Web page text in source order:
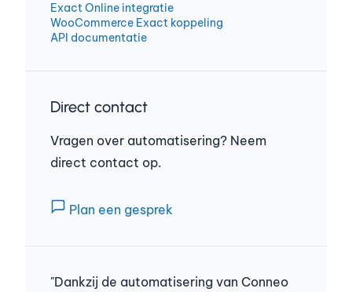
Exact Online integratie
WooCommerce Exact koppeling
API documentatie
Direct contact
Vragen over automatisering? Neem
direct contact op.
Plan een gesprek
"Dankzij de automatisering van Conneo